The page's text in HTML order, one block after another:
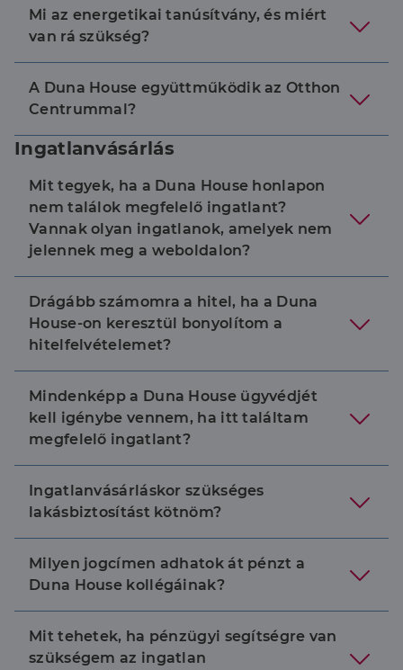
Mi az energetikai tanúsítvány, és miért
van rá szükség?
A Duna House együttműködik az Otthon
Centrummal?
Ingatlanvásárlás
Mit tegyek, ha a Duna House honlapon
nem találok megfelelő ingatlant?
Vannak olyan ingatlanok, amelyek nem
jelennek meg a weboldalon?
Drágább számomra a hitel, ha a Duna
House-on keresztül bonyolítom a
hitelfelvételemet?
Mindenképp a Duna House ügyvédjét
kell igénybe vennem, ha itt találtam
megfelelő ingatlant?
Ingatlanvásárláskor szükséges
lakásbiztosítást kötnöm?
Milyen jogcímen adhatok át pénzt a
Duna House kollégáinak?
Mit tehetek, ha pénzügyi segítségre van
szükségem az ingatlan